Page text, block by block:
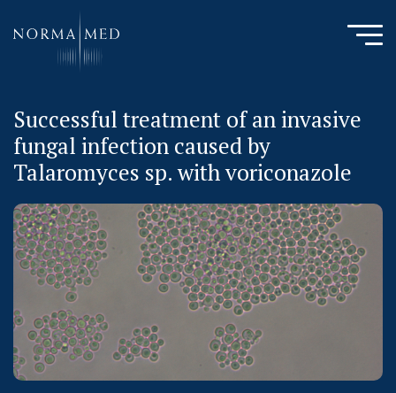
HOME
NEUES ZU SCHLAFSTÖRUNGEN
UNSERE METHODE
URSACHENMEDIZIN
UNSERE CHECK UPS
PUBLIKATIONEN
LITERATURDATENBANK MIKROBIOLOGIE
KONTAKTIEREN SIE UNS
ANAMNESE
Successful treatment of an invasive
fungal infection caused by
Talaromyces sp. with voriconazole